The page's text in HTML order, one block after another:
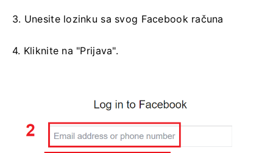
3. Unesite lozinku sa svog Facebook računa
4. Kliknite na "Prijava".